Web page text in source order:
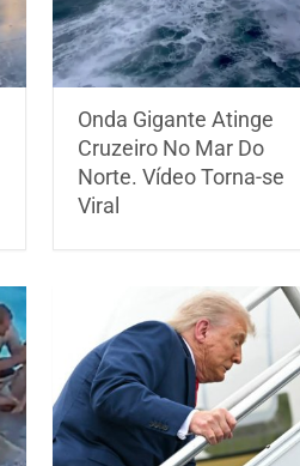
Onda Gigante Atinge
Cruzeiro No Mar Do
Norte. Vídeo Torna-se
Viral